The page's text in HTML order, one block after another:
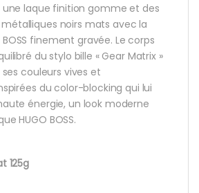
laque finition gomme et des
noirs mats avec la
BOSS finement gravée. Le corps
du stylo bille « Gear Matrix »
couleurs vives et
du color-blocking qui lui
énergie, un look moderne
HUGO BOSS.
125g